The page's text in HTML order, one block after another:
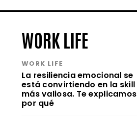
WORK LIFE
WORK LIFE
La resiliencia emocional se
está convirtiendo en la skill
más valiosa. Te explicamos
por qué